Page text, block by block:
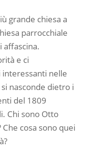
grande chiesa a
parrocchiale
affascina.
e ci
nelle
nasconde dietro i
del 1809
Chi sono Otto
cosa sono quei